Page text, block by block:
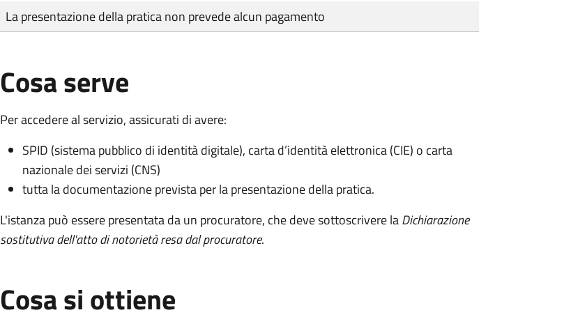
Tipo di pagamento
Importo
La presentazione della pratica non prevede alcun pagamento
Cosa serve
Per accedere al servizio, assicurati di avere:
SPID (sistema pubblico di identità digitale), carta d’identità elettronica (CIE) o carta
nazionale dei servizi (CNS)
tutta la documentazione prevista per la presentazione della pratica.
L'istanza può essere presentata da un procuratore, che deve sottoscrivere laDichiarazione
sostitutiva dell'atto di notorietà resa dal procuratore.
Cosa si ottiene